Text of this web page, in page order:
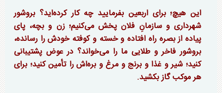
این هیچ؛ برای اربعین بفرمایید چه کار کرده‌اید؟ بروشور
شهرداری و سازمانِ فلان پخش می‌کنیم؛ زن و بچه، پای
پیاده از بصره راه افتاده و خسته و کوفته خودش را رسانده،
بروشور فاخر و طلایی ما را می‌خواند؟ در عوض پشتیبانی
کنید؛ شیر و غذا و برنج و مرغ و بره‌اش را تأمین کنید؛ برای
هر موکب گاز بکشید.